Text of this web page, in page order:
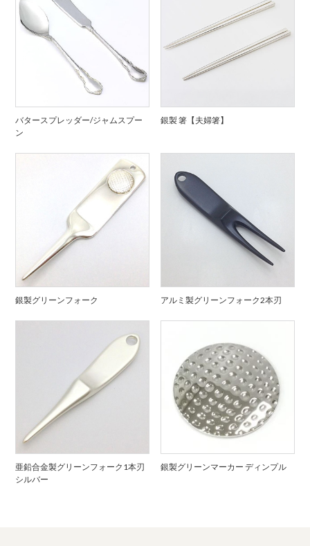
バタースプレッダー/ジャムスプー
ン
銀製 箸【夫婦箸】
銀製グリーンフォーク アルミ製グリーンフォーク2本刃
亜鉛合金製グリーンフォーク1本刃
シルバー
銀製グリーンマーカー ディンプル